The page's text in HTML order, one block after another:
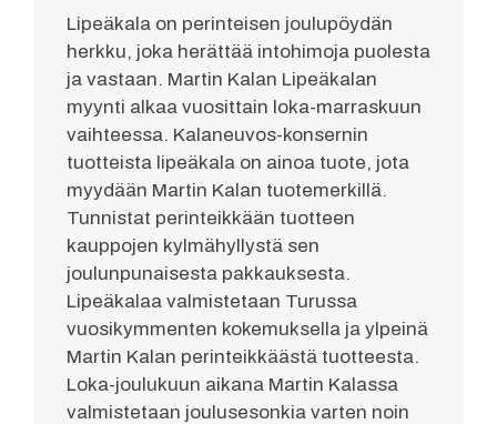
Lipeäkala on perinteisen joulupöydän
herkku, joka herättää intohimoja puolesta
ja vastaan. Martin Kalan Lipeäkalan
myynti alkaa vuosittain loka-marraskuun
vaihteessa. Kalaneuvos-konsernin
tuotteista lipeäkala on ainoa tuote, jota
myydään Martin Kalan tuotemerkillä.
Tunnistat perinteikkään tuotteen
kauppojen kylmähyllystä sen
joulunpunaisesta pakkauksesta.
Lipeäkalaa valmistetaan Turussa
vuosikymmenten kokemuksella ja ylpeinä
Martin Kalan perinteikkäästä tuotteesta.
Loka-joulukuun aikana Martin Kalassa
valmistetaan joulusesonkia varten noin